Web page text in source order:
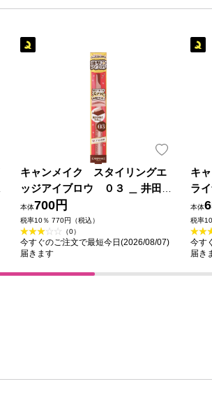
キャンメイク スタイリングエ
ッジアイブロウ ０３ ＿ 井田ラ
ボラトリーズ
本体700円
税率10％ 770円（税込）
（0）
今すぐのご注文で最短今日(2026/08/07)
届きます
キ
ラ
ーズ
本体
税率
今す
届き